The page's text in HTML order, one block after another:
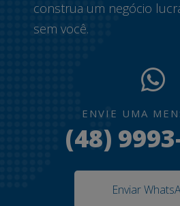
construa um negócio
sem você.
ENVIE UMA
(48)
Enviar